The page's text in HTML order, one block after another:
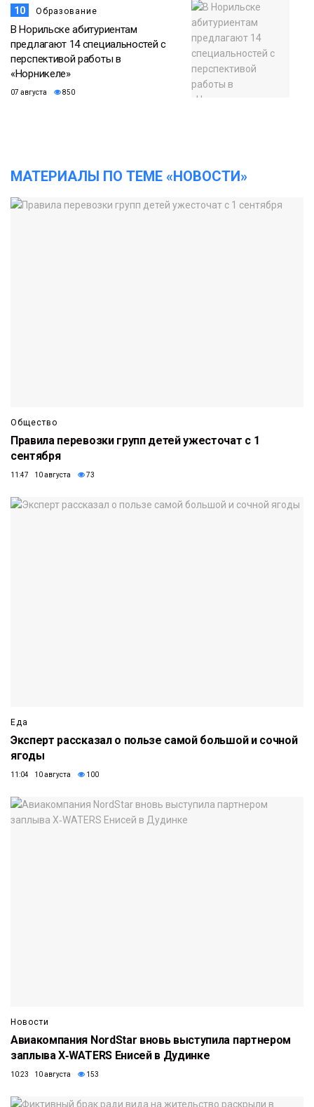
10 Образование
В Норильске абитуриентам
предлагают 14 специальностей с
перспективой работы в
«Норникеле»
07 августа 850
МАТЕРИАЛЫ ПО ТЕМЕ «НОВОСТИ»
Общество
Правила перевозки групп детей ужесточат с 1
сентября
11:47 10 августа 73
Еда
Эксперт рассказал о пользе самой большой и сочной
ягоды
11:04 10 августа 100
Новости
Авиакомпания NordStar вновь выступила партнером
заплыва X‑WATERS Енисей в Дудинке
10:23 10 августа 153